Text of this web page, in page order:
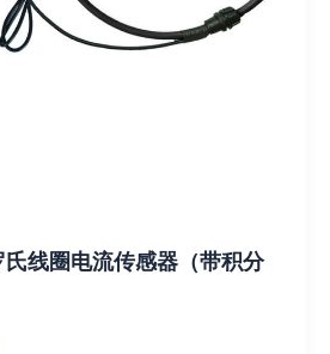
线圈电流传感器（带积分